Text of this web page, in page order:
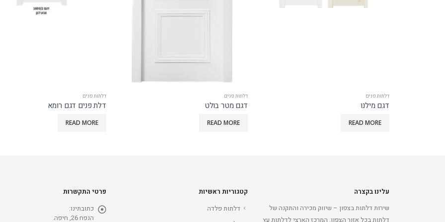
דלתות פנים
דגם מילנו
READ MORE
דלתות פנים
דגם מטר בולט
READ MORE
דלתות פנים
דלת פנים דגם רומא
READ MORE
עלינו בקצרה
שירות דלתות בצפון – שיווק מכירה והתקנה של
דלתות בכל אזור הצפון. המרכז הארצי לדלתות עץ
קטגוריות ראשיות
דלתות פלדה
פרטי התקשרות
כתובתינו:
הנפח 26, חיפה.